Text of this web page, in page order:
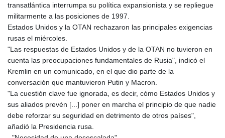
transatlántica interrumpa su política expansionista y se repliegue
militarmente a las posiciones de 1997.
Estados Unidos y la OTAN rechazaron las principales exigencias
rusas el miércoles.
"Las respuestas de Estados Unidos y de la OTAN no tuvieron en
cuenta las preocupaciones fundamentales de Rusia", indicó el
Kremlin en un comunicado, en el que dio parte de la
conversación que mantuvieron Putin y Macron.
"La cuestión clave fue ignorada, es decir, cómo Estados Unidos y
sus aliados prevén [...] poner en marcha el principio de que nadie
debe reforzar su seguridad en detrimento de otros países",
añadió la Presidencia rusa.